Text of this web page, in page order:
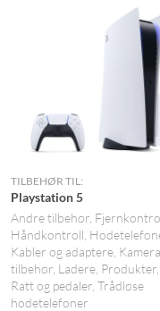
TILBEHØR TIL:
Playstation 5
Andre tilbehør
Håndkontroll
Kabler og adaptere
tilbehør Ladere Produkter
Ratt og pedaler Trådløse
hodetelefoner